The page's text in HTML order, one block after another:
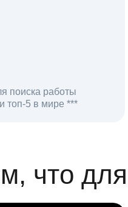
поиска работы
топ-5 в мире ***
откликов на вакансии
что